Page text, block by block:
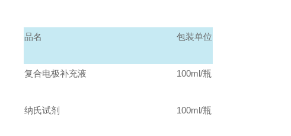
品名 包装单位
复合电极补充液 100ml/瓶
纳氏试剂 100ml/瓶